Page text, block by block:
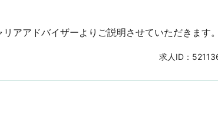
アアドバイザーよりご説明させていただきます。
求人ID：